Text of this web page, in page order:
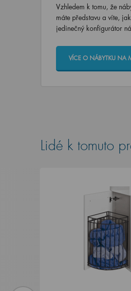
Vzhledem k tomu, že
máte představu a víte,
jedinečný konfigurátor
VÍCE O NÁBYTKU NA
Lidé k tomuto